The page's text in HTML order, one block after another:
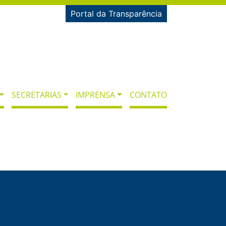
Portal da Transparência
SECRETARIAS IMPRENSA CONTATO